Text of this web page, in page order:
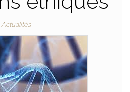
Actualités